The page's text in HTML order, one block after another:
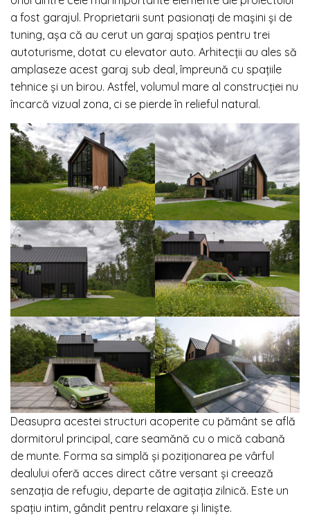
a fost garajul. Proprietarii sunt pasionați de mașini și de
tuning, așa că au cerut un garaj spațios pentru trei
autoturisme, dotat cu elevator auto. Arhitecții au ales să
amplaseze acest garaj sub deal, împreună cu spațiile
tehnice și un birou. Astfel, volumul mare al construcției nu
încarcă vizual zona, ci se pierde în relieful natural.
Deasupra acestei structuri acoperite cu pământ se află
dormitorul principal, care seamănă cu o mică cabană
de munte. Forma sa simplă și poziționarea pe vârful
dealului oferă acces direct către versant și creează
senzația de refugiu, departe de agitația zilnică. Este un
spațiu intim, gândit pentru relaxare și liniște.